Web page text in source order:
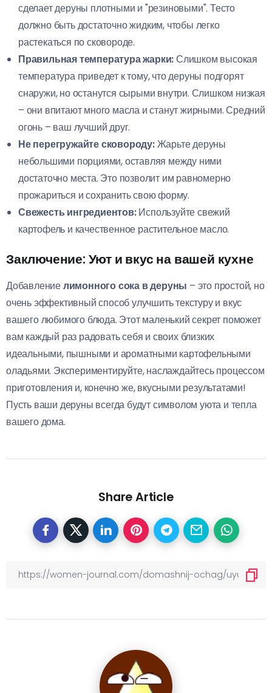
сделает деруны плотными и "резиновыми". Тесто
должно быть достаточно жидким, чтобы легко
растекаться по сковороде.
Правильная температура жарки:Слишком высокая
температура приведет к тому, что деруны подгорят
снаружи, но останутся сырыми внутри. Слишком низкая
– они впитают много масла и станут жирными. Средний
огонь – ваш лучший друг.
Не перегружайте сковороду:Жарьте деруны
небольшими порциями, оставляя между ними
достаточно места. Это позволит им равномерно
прожариться и сохранить свою форму.
Свежесть ингредиентов:Используйте свежий
картофель и качественное растительное масло.
Заключение: Уют и вкус на вашей кухне
Добавлениелимонного сока в деруны – это простой, но
очень эффективный способ улучшить текстуру и вкус
вашего любимого блюда. Этот маленький секрет поможет
вам каждый раз радовать себя и своих близких
идеальными, пышными и ароматными картофельными
оладьями. Экспериментируйте, наслаждайтесь процессом
приготовления и, конечно же, вкусными результатами!
Пусть ваши деруны всегда будут символом уюта и тепла
вашего дома.
Share Article